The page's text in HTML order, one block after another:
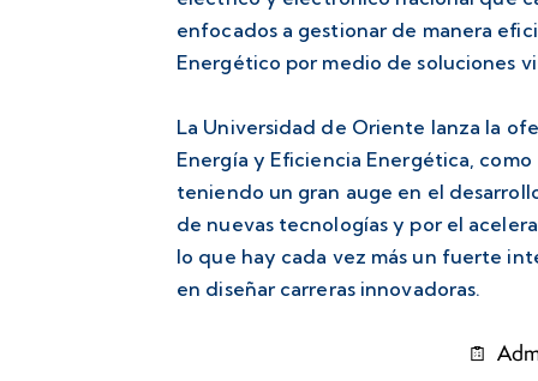
enfocados a gestionar de manera
Energético por medio de soluciones
La Universidad de Oriente lanza la
Energía y Eficiencia Energética,
teniendo un gran auge en el
de nuevas tecnologías y por el
lo que hay cada vez más un fuerte
en diseñar carreras innovadoras.